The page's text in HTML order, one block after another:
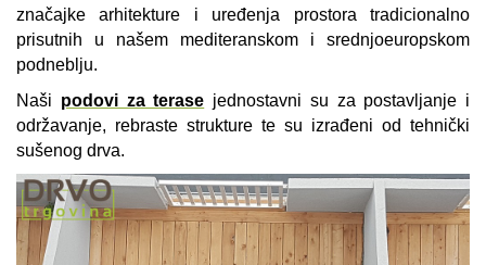
značajke arhitekture i uređenja prostora tradicionalno
prisutnih u našem mediteranskom i srednjoeuropskom
podneblju.
Naši podovi za terase jednostavni su za postavljanje i
održavanje, rebraste strukture te su izrađeni od tehnički
sušenog drva.